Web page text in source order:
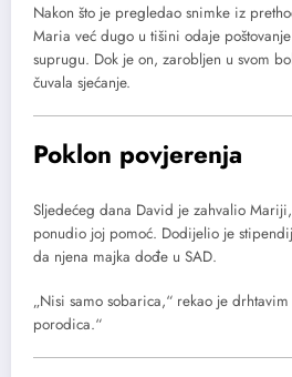
Nakon što je pregledao snimke iz
Maria već dugo u tišini odaje
suprugu. Dok je on, zarobljen u svom
čuvala sjećanje.
Poklon povjerenja
Sljedećeg dana David je zahvalio
ponudio joj pomoć. Dodijelio je
da njena majka dođe u SAD.
„Nisi samo sobarica,“ rekao je
porodica.“